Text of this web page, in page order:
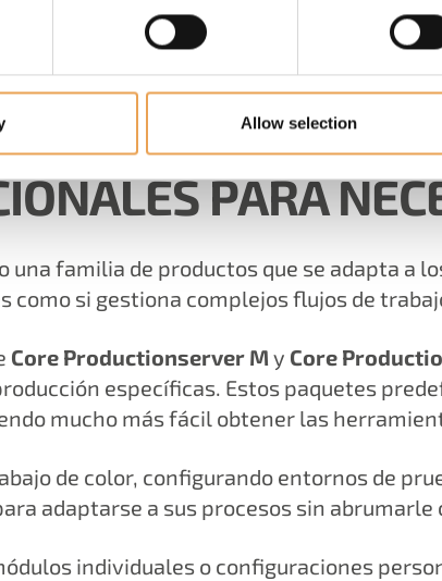
Allow selection
PARA
una familia de productos que se adapta a
si gestiona complejos flujos de
Core Productionserver M y Core
específicas. Estos paquetes
mucho más fácil obtener las
de color, configurando entornos de
adaptarse a sus procesos sin abrumarle
individuales o configuraciones